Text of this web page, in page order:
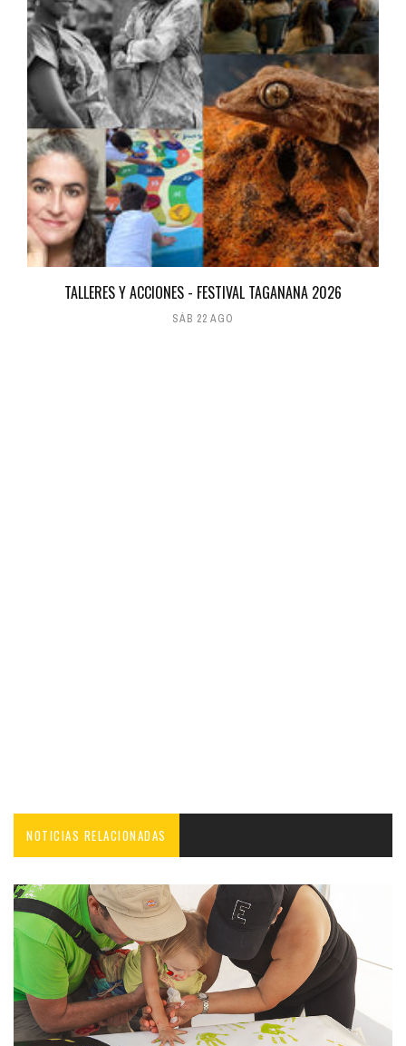
TALLERES Y ACCIONES - FESTIVAL TAGANANA 2026
SÁB 22 AGO
NOTICIAS RELACIONADAS